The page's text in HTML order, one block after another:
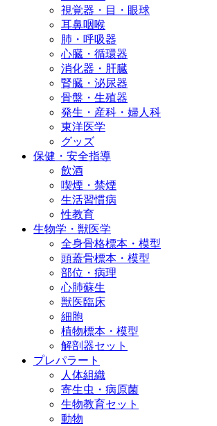
視覚器・目・眼球
耳鼻咽喉
肺・呼吸器
心臓・循環器
消化器・肝臓
腎臓・泌尿器
骨盤・生殖器
発生・産科・婦人科
東洋医学
グッズ
保健・安全指導
飲酒
喫煙・禁煙
生活習慣病
性教育
生物学・獣医学
全身骨格標本・模型
頭蓋骨標本・模型
部位・病理
心肺蘇生
獣医臨床
細胞
植物標本・模型
解剖器セット
プレパラート
人体組織
寄生虫・病原菌
生物教育セット
動物